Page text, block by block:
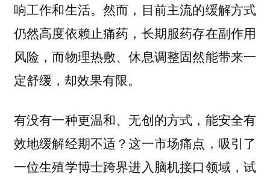
响工作和生活。然而，目前主流的缓解方式
仍然高度依赖止痛药，长期服药存在副作用
风险，而物理热敷、休息调整固然能带来一
定舒缓，却效果有限。
有没有一种更温和、无创的方式，能安全有
效地缓解经期不适？这一市场痛点，吸引了
一位生殖学博士跨界进入脑机接口领域，试